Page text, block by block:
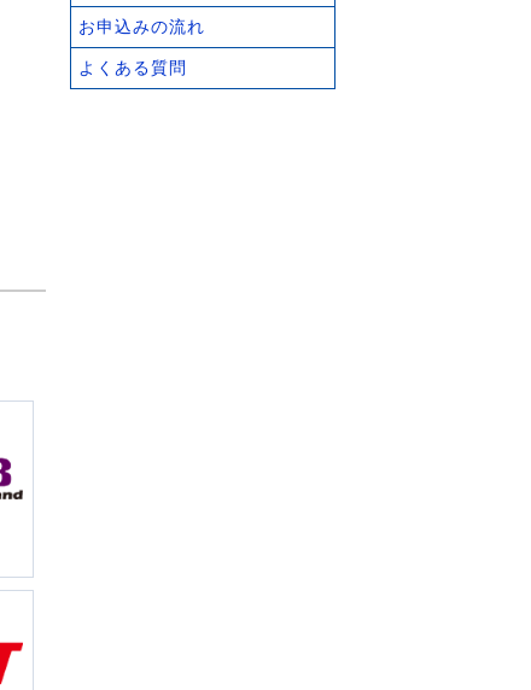
お申込みの流れ
よくある質問